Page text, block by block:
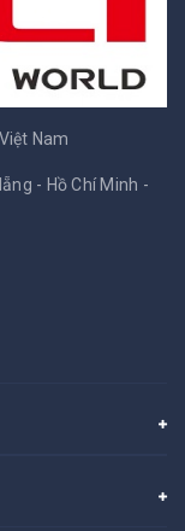
Nam
- Hồ Chí Minh -